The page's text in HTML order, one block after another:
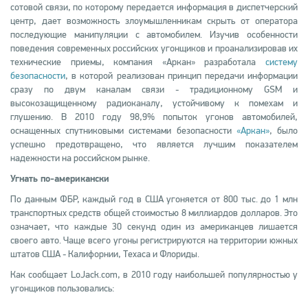
сотовой связи, по которому передается информация в диспетчерский
центр, дает возможность злоумышленникам скрыть от оператора
последующие манипуляции с автомобилем. Изучив особенности
поведения современных российских угонщиков и проанализировав их
технические приемы, компания «Аркан» разработала систему
безопасности, в которой реализован принцип передачи информации
сразу по двум каналам связи - традиционному GSM и
высокозащищенному радиоканалу, устойчивому к помехам и
глушению. В 2010 году 98,9% попыток угонов автомобилей,
оснащенных спутниковыми системами безопасности «Аркан», было
успешно предотвращено, что является лучшим показателем
надежности на российском рынке.
Угнать по-американски
По данным ФБР, каждый год в США угоняется от 800 тыс. до 1 млн
транспортных средств общей стоимостью 8 миллиардов долларов. Это
означает, что каждые 30 секунд один из американцев лишается
своего авто. Чаще всего угоны регистрируются на территории южных
штатов США - Калифорнии, Техаса и Флориды.
Как сообщает LoJack.com, в 2010 году наибольшей популярностью у
угонщиков пользовались: